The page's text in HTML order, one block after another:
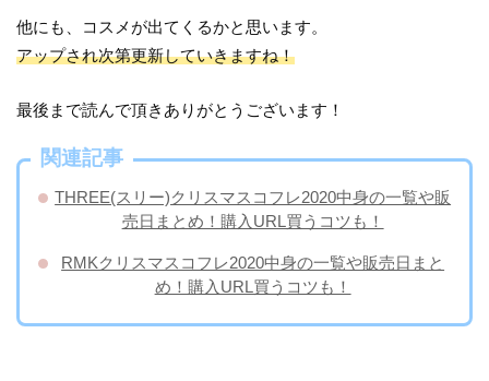
他にも、コスメが出てくるかと思います。
アップされ次第更新していきますね！
最後まで読んで頂きありがとうございます！
関連記事
THREE(スリー)クリスマスコフレ2020中身の一覧や販
売日まとめ！購入URL買うコツも！
RMKクリスマスコフレ2020中身の一覧や販売日まと
め！購入URL買うコツも！